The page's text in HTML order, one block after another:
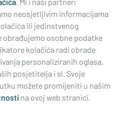
Politika privatnosti
Pritužbe Suradnici
neosjetljivim informacijama
ili jedinstvenog
osobne podatke
kolačića radi obrade
personaliziranih oglasa,
posjetitelja i sl. Svoje
možete promijeniti u našim
na ovoj web stranici.